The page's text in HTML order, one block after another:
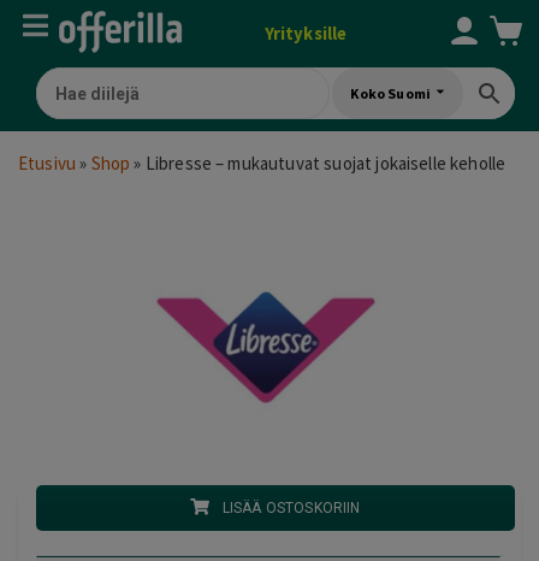
Yrityksille
Koko Suomi
Etusivu » Shop » Libresse – mukautuvat suojat jokaiselle keholle
LISÄÄ OSTOSKORIIN